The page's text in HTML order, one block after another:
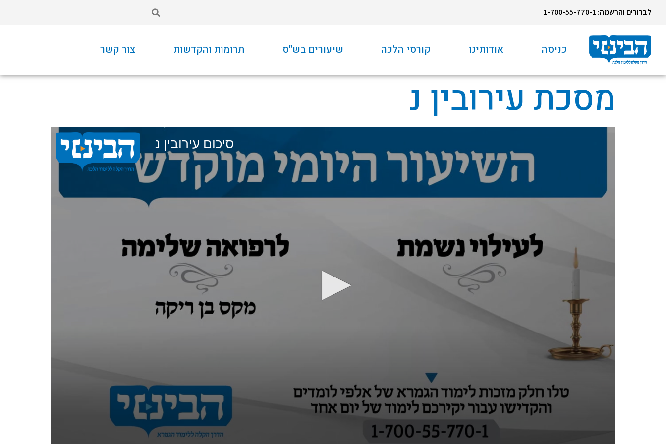
לברורים והרשמה: 1-700-55-770-1
כניסה אודותינו קורסי הלכה שיעורים בש"ס תרומות והקדשות צור קשר
מסכת עירובין נ
סיכום עירובין נ